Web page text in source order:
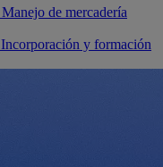
Manejo de mercadería
Incorporación y formación